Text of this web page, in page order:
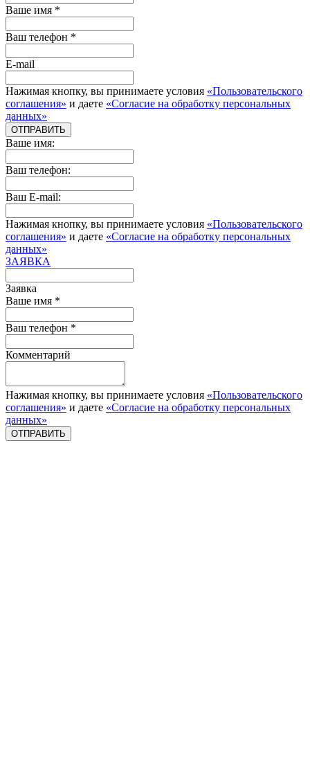
Ваше имя *
Ваш телефон *
E-mail
Нажимая кнопку, вы принимаете условия «Пользовательского
соглашения» и даете «Согласие на обработку персональных
данных»
ОТПРАВИТЬ
Ваше имя:
Ваш телефон:
Ваш E-mail:
Нажимая кнопку, вы принимаете условия «Пользовательского
соглашения» и даете «Согласие на обработку персональных
данных»
ЗАЯВКА
Заявка
Ваше имя *
Ваш телефон *
Комментарий
Нажимая кнопку, вы принимаете условия «Пользовательского
соглашения» и даете «Согласие на обработку персональных
данных»
ОТПРАВИТЬ